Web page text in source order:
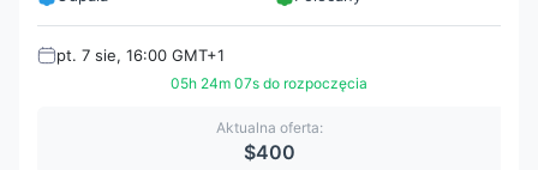
pt. 7 sie, 16:00 GMT+1
05h 24m 05s do rozpoczęcia
Aktualna oferta:
$400